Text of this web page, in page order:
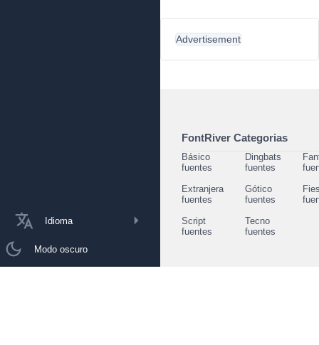
Idioma
Modo oscuro
Advertisement
FontRiver Categorias
Básico
fuentes
Dingbats
fuentes
Extranjera
fuentes
Gótico
fuentes
Script
fuentes
Tecno
fuentes